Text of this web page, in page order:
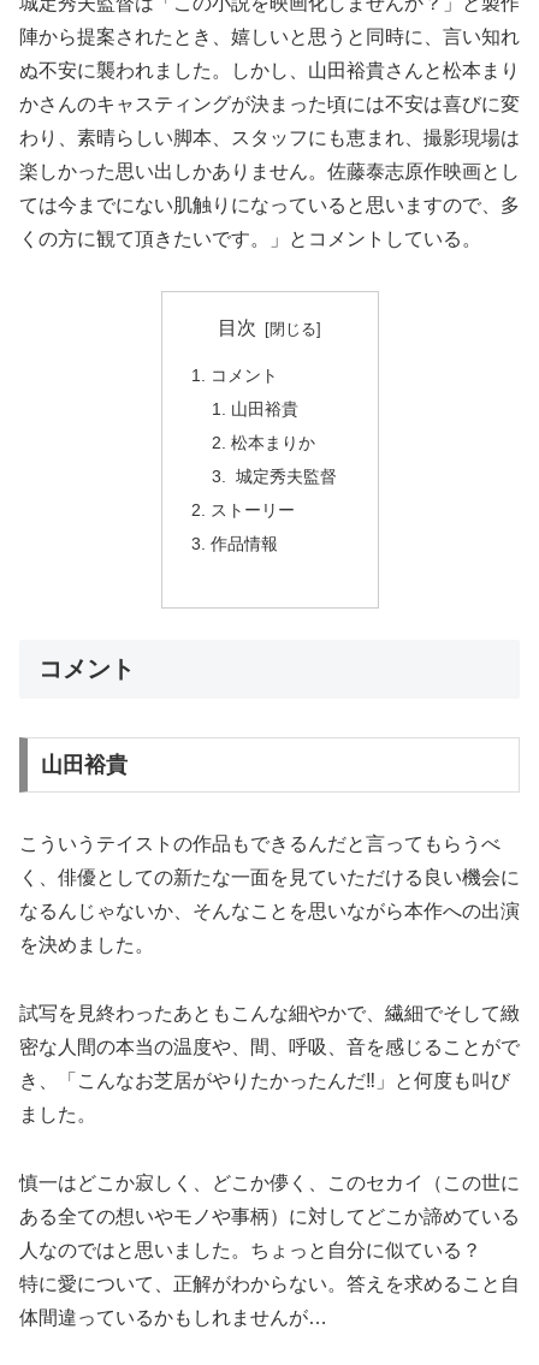
陣から提案されたとき、嬉しいと思うと同時に、言い知れ
ぬ不安に襲われました。しかし、山田裕貴さんと松本まり
かさんのキャスティングが決まった頃には不安は喜びに変
わり、素晴らしい脚本、スタッフにも恵まれ、撮影現場は
楽しかった思い出しかありません。佐藤泰志原作映画とし
ては今までにない肌触りになっていると思いますので、多
くの方に観て頂きたいです。」とコメントしている。
目次
コメント
山田裕貴
松本まりか
城定秀夫監督
ストーリー
作品情報
コメント
山田裕貴
こういうテイストの作品もできるんだと言ってもらうべ
く、俳優としての新たな一面を見ていただける良い機会に
なるんじゃないか、そんなことを思いながら本作への出演
を決めました。
試写を見終わったあともこんな細やかで、繊細でそして緻
密な人間の本当の温度や、間、呼吸、音を感じることがで
き、「こんなお芝居がやりたかったんだ‼️」と何度も叫び
ました。
慎一はどこか寂しく、どこか儚く、このセカイ（この世に
ある全ての想いやモノや事柄）に対してどこか諦めている
人なのではと思いました。ちょっと自分に似ている？
特に愛について、正解がわからない。答えを求めること自
体間違っているかもしれませんが…